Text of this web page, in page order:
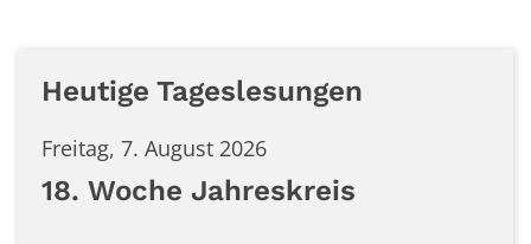
Heutige Tageslesungen
Freitag, 7. August 2026
18. Woche Jahreskreis